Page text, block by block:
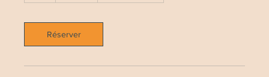
Réserver